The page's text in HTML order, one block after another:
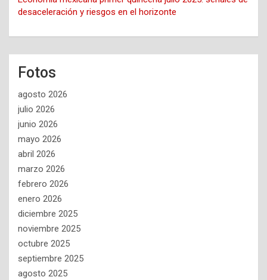
desaceleración y riesgos en el horizonte
Fotos
agosto 2026
julio 2026
junio 2026
mayo 2026
abril 2026
marzo 2026
febrero 2026
enero 2026
diciembre 2025
noviembre 2025
octubre 2025
septiembre 2025
agosto 2025